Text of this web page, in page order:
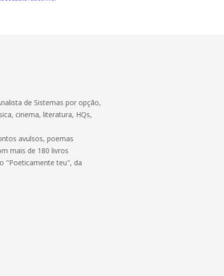
de Sistemas por opção,
cinema, literatura, HQs,
avulsos, poemas
mais de 180 livros
"Poeticamente teu", da